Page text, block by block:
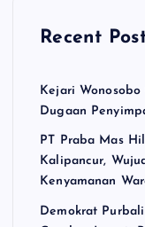
Recent
Kejari
Dugaan
PT Praba Mas
Kalipancur,
Kenyamanan
Demokrat